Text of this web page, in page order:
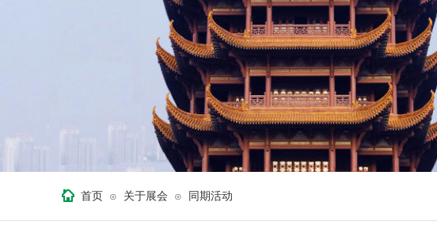
首页 ⊙ 关于展会 ⊙ 同期活动